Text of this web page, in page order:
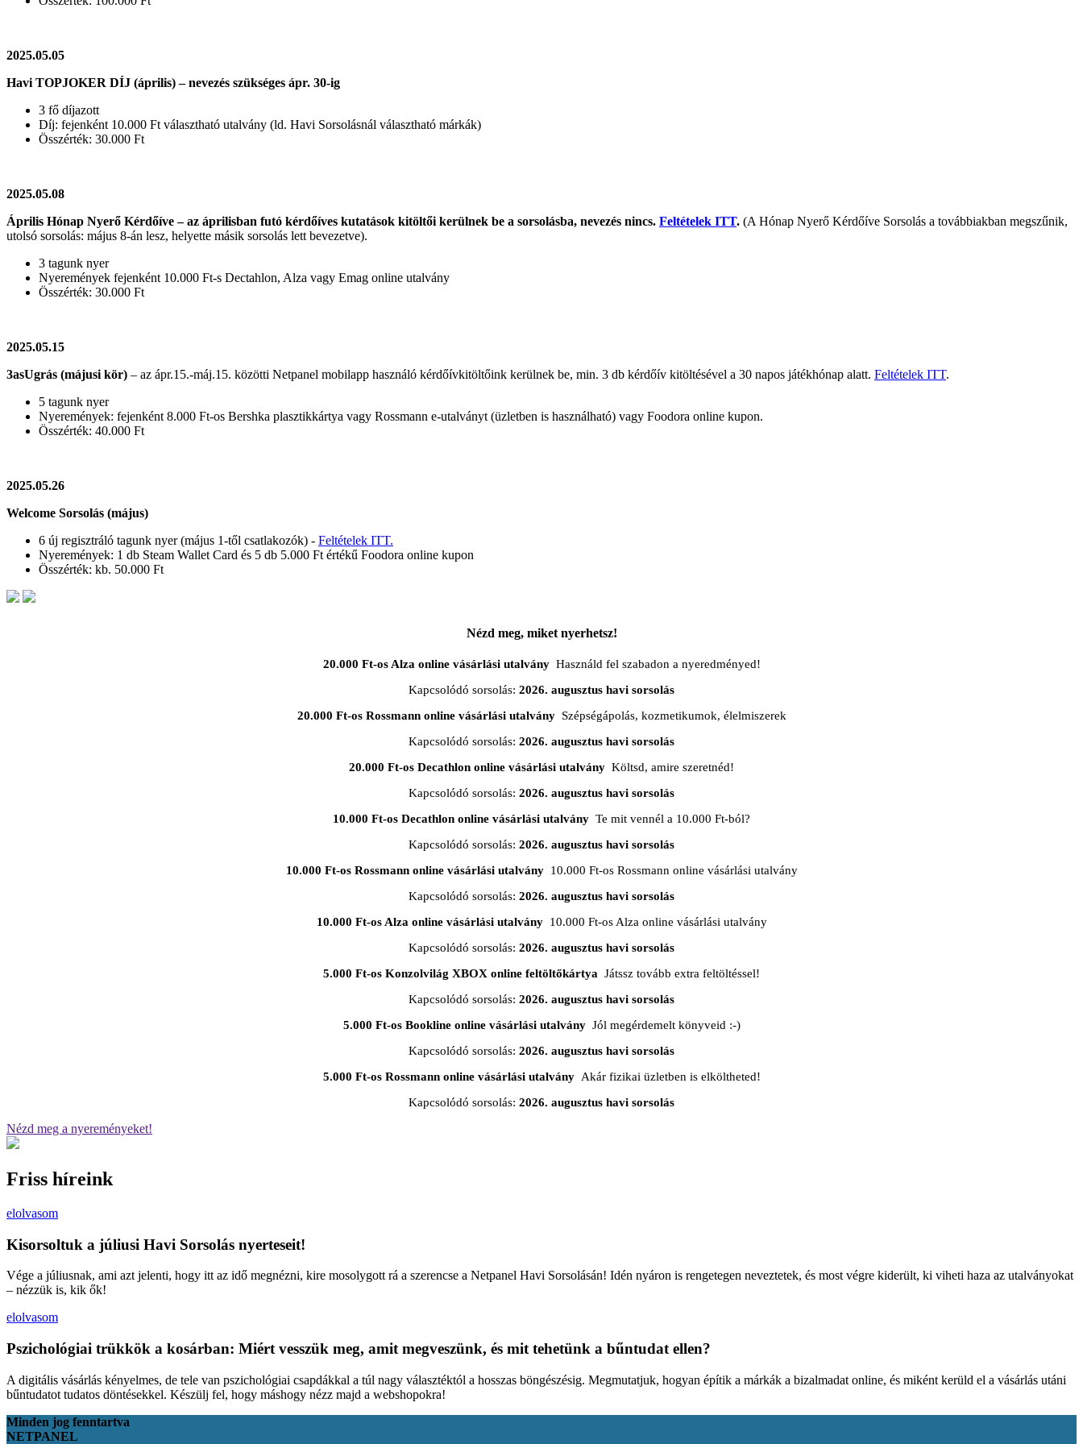
2025.05.05
Havi TOPJOKER DÍJ (április) – nevezés szükséges ápr. 30-ig
3 fő díjazott
Díj: fejenként 10.000 Ft választható utalvány (ld. Havi Sorsolásnál választható márkák)
Összérték: 30.000 Ft
2025.05.08
Április Hónap Nyerő Kérdőíve – az áprilisban futó kérdőíves kutatások kitöltői kerülnek be a sorsolásba, nevezés nincs. Feltételek ITT. (A Hónap Nyerő Kérdőíve Sorsolás a továbbiakban megszűnik,
utolsó sorsolás: május 8-án lesz, helyette másik sorsolás lett bevezetve).
3 tagunk nyer
Nyeremények fejenként 10.000 Ft-s Dectahlon, Alza vagy Emag online utalvány
Összérték: 30.000 Ft
2025.05.15
3asUgrás (májusi kör) – az ápr.15.-máj.15. közötti Netpanel mobilapp használó kérdőívkitöltőink kerülnek be, min. 3 db kérdőív kitöltésével a 30 napos játékhónap alatt. Feltételek ITT.
5 tagunk nyer
Nyeremények: fejenként 8.000 Ft-os Bershka plasztikkártya vagy Rossmann e-utalványt (üzletben is használható) vagy Foodora online kupon.
Összérték: 40.000 Ft
2025.05.26
Welcome Sorsolás (május)
6 új regisztráló tagunk nyer (május 1-től csatlakozók) - Feltételek ITT.
Nyeremények: 1 db Steam Wallet Card és 5 db 5.000 Ft értékű Foodora online kupon
Összérték: kb. 50.000 Ft
Nézd meg, miket nyerhetsz!
20.000 Ft-os Alza online vásárlási utalványHasználd fel szabadon a nyeredményed!
Kapcsolódó sorsolás: 2026. augusztus havi sorsolás
20.000 Ft-os Rossmann online vásárlási utalványSzépségápolás, kozmetikumok, élelmiszerek
Kapcsolódó sorsolás: 2026. augusztus havi sorsolás
20.000 Ft-os Decathlon online vásárlási utalvány Költsd, amire szeretnéd!
Kapcsolódó sorsolás: 2026. augusztus havi sorsolás
10.000 Ft-os Decathlon online vásárlási utalvány Te mit vennél a 10.000 Ft-ból?
Kapcsolódó sorsolás: 2026. augusztus havi sorsolás
10.000 Ft-os Rossmann online vásárlási utalvány10.000 Ft-os Rossmann online vásárlási utalvány
Kapcsolódó sorsolás: 2026. augusztus havi sorsolás
10.000 Ft-os Alza online vásárlási utalvány10.000 Ft-os Alza online vásárlási utalvány
Kapcsolódó sorsolás: 2026. augusztus havi sorsolás
5.000 Ft-os Konzolvilág XBOX online feltöltőkártya Játssz tovább extra feltöltéssel!
Kapcsolódó sorsolás: 2026. augusztus havi sorsolás
5.000 Ft-os Bookline online vásárlási utalványJól megérdemelt könyveid :-)
Kapcsolódó sorsolás: 2026. augusztus havi sorsolás
5.000 Ft-os Rossmann online vásárlási utalványAkár fizikai üzletben is elköltheted!
Kapcsolódó sorsolás: 2026. augusztus havi sorsolás
Nézd meg a nyereményeket!
Friss híreink
elolvasom
Kisorsoltuk a júliusi Havi Sorsolás nyerteseit!
Vége a júliusnak, ami azt jelenti, hogy itt az idő megnézni, kire mosolygott rá a szerencse a Netpanel Havi Sorsolásán! Idén nyáron is rengetegen neveztetek, és most végre kiderült, ki viheti haza az utalványokat
– nézzük is, kik ők!
elolvasom
Pszichológiai trükkök a kosárban: Miért vesszük meg, amit megveszünk, és mit tehetünk a bűntudat ellen?
A digitális vásárlás kényelmes, de tele van pszichológiai csapdákkal a túl nagy választéktól a hosszas böngészésig. Megmutatjuk, hogyan építik a márkák a bizalmadat online, és miként kerüld el a vásárlás utáni
bűntudatot tudatos döntésekkel. Készülj fel, hogy máshogy nézz majd a webshopokra!
Minden jog fenntartva
NETPANEL